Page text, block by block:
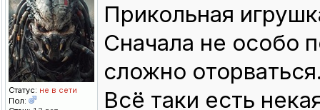
Статус: не в сети
Пол:
Прикольная
Сначала не особо
сложно
Всё таки есть